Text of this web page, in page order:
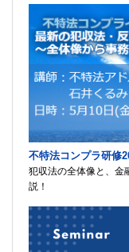
不特法コンプラ研修
犯収法の全体像と、金
説！